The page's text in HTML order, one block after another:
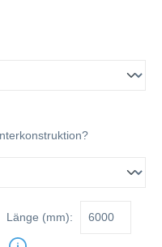
Länge (mm):